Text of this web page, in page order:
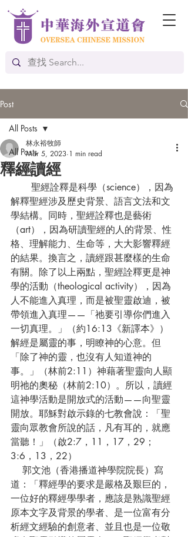
Post
All Posts
English
All Posts
釋經讀經
林永裕牧師
Mar 5, 2023 1 min read
解釋聖經涉及歷史背景、語言文法和文
學結構。同時，聖經詮釋也是藝術
（art），因為研讀聖經的人的背景、性
格、理解能力、生命等，大大影響釋經
的結果。換言之，讀經跟甚麼樣的生命
有關。除了以上兩點，聖經詮釋更是神
學的活動（theological activity），因為
人不能進入真理，而是被聖靈啟迪，被
帶領進入真理——「祂要引導你們進入
一切真理。」（約16:13《新譯本》）
解經是屬靈的事，明瞭神的心意。但
「除了神的靈，也沒有人知道神的
事。」（林前2:11）神藉著聖靈向人顯
明祂的奧秘（林前2:10）。所以，讀經
這神學活動是開放式的活動——向聖靈
開放。耶穌對啟示錄的七教會說：「聖
靈向眾教會所說的話，凡有耳的，就應
當聽！」（啟2:7，11，17，29；
3:6，13，22）
道：「釋經學的要求是嚴格及艱巨的，
一位好的釋經學學者，應該是熟識聖經
原本文字及背景的學者、是一位富有分
析經文經驗的創意者、並且也是一位敬